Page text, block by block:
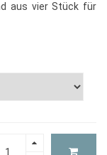
aus vier Stück für